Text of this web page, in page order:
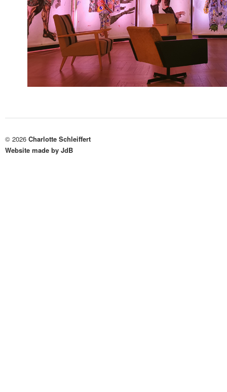
© 2026 Charlotte Schleiffert
Website made by JdB